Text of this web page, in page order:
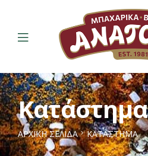
Κατάστημα
ΑΡΧΙΚΉ ΣΕΛΊΔΑ ΚΑΤΆΣΤΗΜΑ